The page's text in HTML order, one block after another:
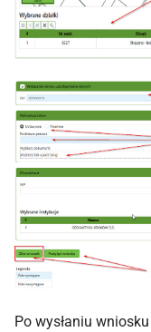
Po wysłaniu